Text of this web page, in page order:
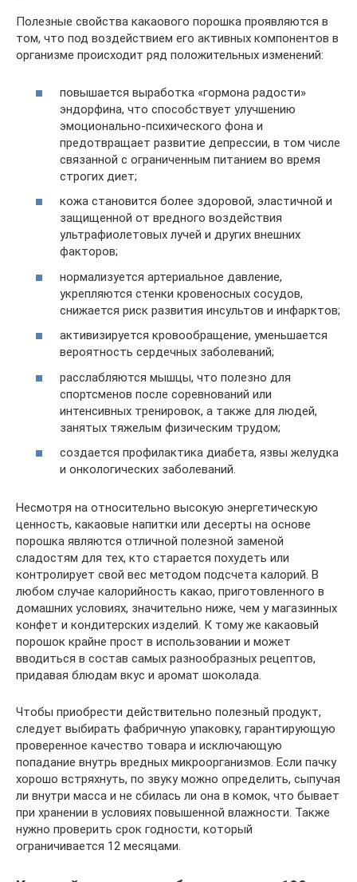
Полезные свойства какаового порошка проявляются в
том, что под воздействием его активных компонентов в
организме происходит ряд положительных изменений:
повышается выработка «гормона радости»
эндорфина, что способствует улучшению
эмоционально-психического фона и
предотвращает развитие депрессии, в том числе
связанной с ограниченным питанием во время
строгих диет;
кожа становится более здоровой, эластичной и
защищенной от вредного воздействия
ультрафиолетовых лучей и других внешних
факторов;
нормализуется артериальное давление,
укрепляются стенки кровеносных сосудов,
снижается риск развития инсультов и инфарктов;
активизируется кровообращение, уменьшается
вероятность сердечных заболеваний;
расслабляются мышцы, что полезно для
спортсменов после соревнований или
интенсивных тренировок, а также для людей,
занятых тяжелым физическим трудом;
создается профилактика диабета, язвы желудка
и онкологических заболеваний.
Несмотря на относительно высокую энергетическую
ценность, какаовые напитки или десерты на основе
порошка являются отличной полезной заменой
сладостям для тех, кто старается похудеть или
контролирует свой вес методом подсчета калорий. В
любом случае калорийность какао, приготовленного в
домашних условиях, значительно ниже, чем у магазинных
конфет и кондитерских изделий. К тому же какаовый
порошок крайне прост в использовании и может
вводиться в состав самых разнообразных рецептов,
придавая блюдам вкус и аромат шоколада.
Чтобы приобрести действительно полезный продукт,
следует выбирать фабричную упаковку, гарантирующую
проверенное качество товара и исключающую
попадание внутрь вредных микроорганизмов. Если пачку
хорошо встряхнуть, по звуку можно определить, сыпучая
ли внутри масса и не сбилась ли она в комок, что бывает
при хранении в условиях повышенной влажности. Также
нужно проверить срок годности, который
ограничивается 12 месяцами.